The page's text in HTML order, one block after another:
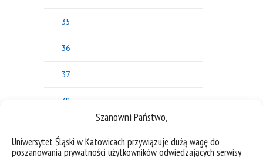
Szanowni Państwo,
Uniwersytet Śląski w Katowicach przywiązuje dużą wagę do
poszanowania prywatności użytkowników odwiedzających serwisy
35
36
37
38
40